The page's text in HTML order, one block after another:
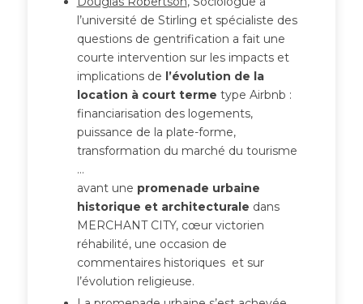
l’université de Stirling et spécialiste des
questions de gentrification a fait une
courte intervention sur les impacts et
implications de l’évolution de la
location à court terme type Airbnb :
financiarisation des logements,
puissance de la plate-forme,
transformation du marché du tourisme
…
avant une promenade urbaine
historique et architecturale dans
MERCHANT CITY, cœur victorien
réhabilité, une occasion de
commentaires historiques et sur
l’évolution religieuse.